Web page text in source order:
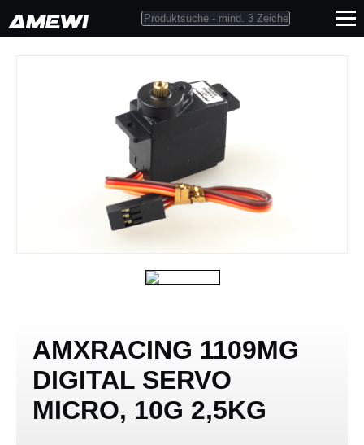
AMXRACING 1109MG
DIGITAL SERVO
MICRO, 10G 2,5KG